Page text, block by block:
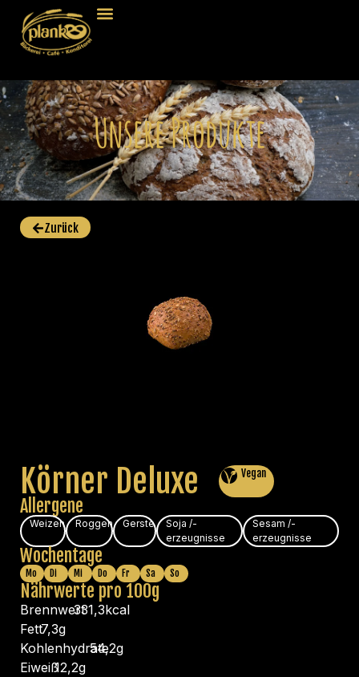
Unsere Produkte
Zurück
Körner Deluxe Vegan
Allergene
Weizen Roggen Gerste
Soja /-
erzeugnisse
Sesam /-
erzeugnisse
Wochentage
Mo Di Mi Do Fr Sa So
Nährwerte pro 100g
Brennwert331,3kcal
Fett7,3g
Kohlenhydrate
54,2g
Eiweiß12,2g